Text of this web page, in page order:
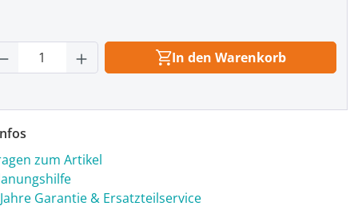
Anzahl: Gib den gewünschten
In den Warenkorb
zum Artikel
Garantie & Ersatzteilservice